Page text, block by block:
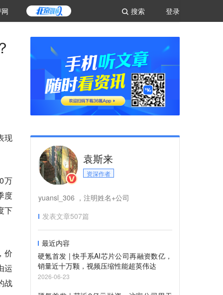
登录
搜索
现
万
度
下
价
运
战
袁斯来
资深作者
yuansl_306 ，注明姓名+公司
发表文章507篇
最近内容
硬氪首发 | 快手系AI芯片公司再融资数亿，
销量近十万颗，视频压缩性能超英伟达
2026-06-23